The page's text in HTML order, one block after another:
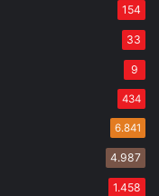
154
33
9
434
6.841
4.987
1.458